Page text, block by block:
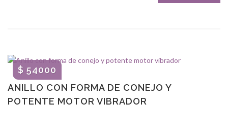
ANILLO CON FORMA DE CONEJO Y
POTENTE MOTOR VIBRADOR
$ 54000